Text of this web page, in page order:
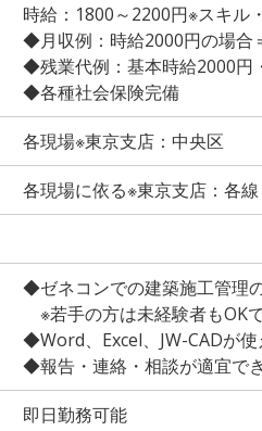
時給：1800～2200円※スキル
◆月収例：時給2000円の場合
◆残業代例：基本時給2000円
◆各種社会保険完備
各現場※東京支店：中央区
各現場に依る※東京支店：各
◆ゼネコンでの建築施工管理
※若手の方は未経験者もOK
◆Word、Excel、JW-CADが使
◆報告・連絡・相談が適宜で
即日勤務可能